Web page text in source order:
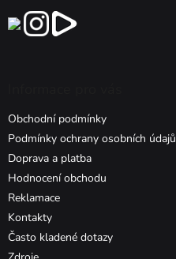
Obchodní podmínky
Podmínky ochrany osobních údajů
Doprava a platba
Hodnocení obchodu
Reklamace
Kontakty
Často kladené dotazy